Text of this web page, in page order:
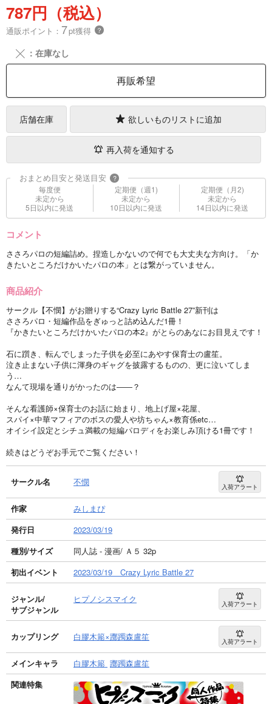
787円（税込）
通販ポイント： 7pt獲得 ？
╳ ：在庫なし
再販希望
店舗在庫 欲しいものリストに追加
再入荷を通知する
おまとめ目安と発送目安 ?
毎度便
未定から
5日以内に発送
定期便（週1)
未定から
10日以内に発送
定期便（月2)
未定から
14日以内に発送
コメント
ささろパロの短編詰め。捏造しかないので何でも大丈夫な方向け。「か
きたいところだけかいたパロの本」とは繋がっていません。
商品紹介
サークル【不憫】がお贈りする“Crazy Lyric Battle 27”新刊は
ささろパロ・短編作品をぎゅっと詰め込んだ1冊！
『かきたいところだけかいたパロの本2』がとらのあなにお目見えです！
石に躓き、転んでしまった子供を必至にあやす保育士の盧笙。
泣き止まない子供に渾身のギャグを披露するものの、更に泣いてしま
う…
なんて現場を通りがかったのは――？
そんな看護師×保育士のお話に始まり、地上げ屋×花屋、
スパイ×中華マフィアのボスの愛人や坊ちゃん×教育係etc…
オイシイ設定とシチュ満載の短編パロディをお楽しみ頂ける1冊です！
続きはどうぞお手元でご覧ください！
サークル名 不憫 入荷アラート
作家
みしまぴ
発行日
2023/03/19
種別/サイズ
同人誌 - 漫画/ Ａ５ 32p
初出イベント
2023/03/19 Crazy Lyric Battle 27
ジャンル/
サブジャンル
ヒプノシスマイク 入荷アラート
カップリング 白膠木簓×躑躅森盧笙 入荷アラート
メインキャラ 白膠木簓 躑躅森盧笙
関連特集